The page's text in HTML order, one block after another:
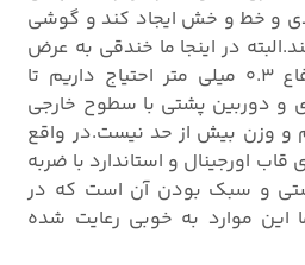
و خط و خش ایجاد کند و گوشی
در اینجا ما خندقی به عرض
گوشی خود و نهایتا ارتفاع 0.3 میلی متر احتیاج داریم تا
و دوربین پشتی با سطوح خارجی
و وزن بیش از حد نیست.در واقع
اورجینال و استاندارد با ضربه
و سبک بودن آن است که در
موارد به خوبی رعایت شده